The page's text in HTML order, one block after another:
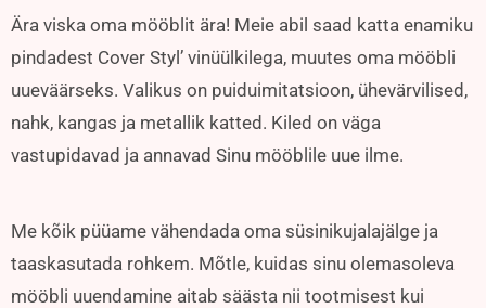
Ära viska oma mööblit ära! Meie abil saad katta enamiku
pindadest Cover Styl’ vinüülkilega, muutes oma mööbli
uueväärseks. Valikus on puiduimitatsioon, ühevärvilised,
nahk, kangas ja metallik katted. Kiled on väga
vastupidavad ja annavad Sinu mööblile uue ilme.
Me kõik püüame vähendada oma süsinikujalajälge ja
taaskasutada rohkem. Mõtle, kuidas sinu olemasoleva
mööbli uuendamine aitab säästa nii tootmisest kui